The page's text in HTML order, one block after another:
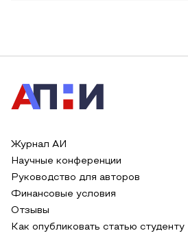
Журнал АИ
Научные конференции
Руководство для авторов
Финансовые условия
Отзывы
Как опубликовать статью студенту